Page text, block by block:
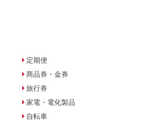
定期便
商品券・金券
旅行券
家電・電化製品
自転車